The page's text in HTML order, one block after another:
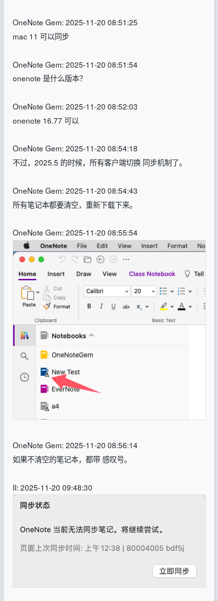
OneNote Gem: 2025-11-20 08:51:25
mac 11 可以同步
OneNote Gem: 2025-11-20 08:51:54
onenote 是什么版本？
OneNote Gem: 2025-11-20 08:52:03
onenote 16.77 可以
OneNote Gem: 2025-11-20 08:54:18
不过，2025.5 的时候，所有客户端切换 同步机制了。
OneNote Gem: 2025-11-20 08:54:43
所有笔记本都要清空，重新下载下来。
OneNote Gem: 2025-11-20 08:55:54
OneNote Gem: 2025-11-20 08:56:14
如果不清空的笔记本，都带 感叹号。
II: 2025-11-20 09:48:30